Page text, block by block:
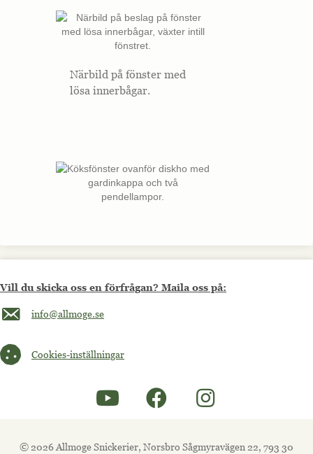
Närbild på fönster med
lösa innerbågar.
Vill du skicka oss en förfrågan? Maila oss på:
Maila oss på info@allmoge.se
info@allmoge.se
Cookies-inställningar
Cookies-inställningar
© 2026 Allmoge Snickerier, Norsbro Sågmyravägen 22, 793 30